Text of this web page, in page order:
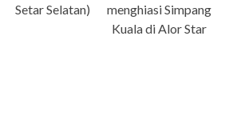
Setar Selatan)
menghiasi Simpang
Kuala di Alor Star